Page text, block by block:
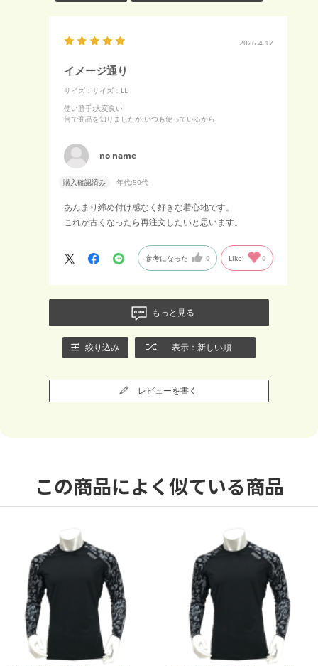
2026.4.17
イメージ通り
サイズ：サイズ：LL
使い勝手:大変良い
何で商品を知りましたか:いつも使っているから
no name
購入確認済み 年代:50代
あんまり締め付け感なく好きな着心地です。
これが古くなったら再注文したいと思います。
参考になった 0 Like! 0
もっと見る
絞り込み 表示：新しい順
レビューを書く
この商品によく似ている商品